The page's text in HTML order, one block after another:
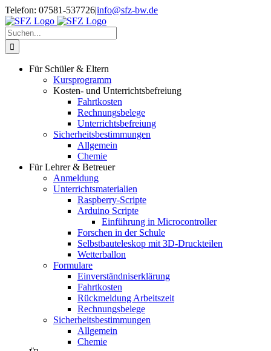
Zum
Inhalt
springen
Telefon: 07581-537726|info@sfz-bw.de
Suche
nach:
Für Schüler & Eltern
Kursprogramm
Kosten- und Unterrichtsbefreiung
Fahrtkosten
Rechnungsbelege
Unterrichtsbefreiung
Sicherheitsbestimmungen
Allgemein
Chemie
Für Lehrer & Betreuer
Anmeldung
Unterrichtsmaterialien
Raspberry-Scripte
Arduino Scripte
Einführung in Microcontroller
Forschen in der Schule
Selbstbauteleskop mit 3D-Druckteilen
Wetterballon
Formulare
Einverständniserklärung
Fahrtkosten
Rückmeldung Arbeitszeit
Rechnungsbelege
Sicherheitsbestimmungen
Allgemein
Chemie